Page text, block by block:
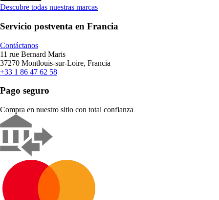
Descubre todas nuestras marcas
Servicio postventa en Francia
Contáctanos
11 rue Bernard Maris
37270 Montlouis-sur-Loire, Francia
+33 1 86 47 62 58
Pago seguro
Compra en nuestro sitio con total confianza